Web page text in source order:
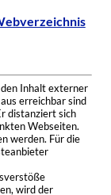
Inhalt externer
erreichbar sind
distanziert sich
Webseiten.
werden. Für die
wird der